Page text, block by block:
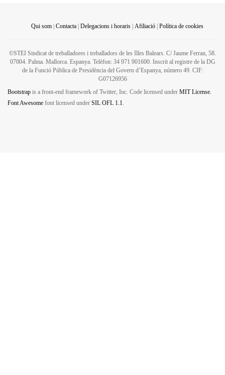
Qui som| Contacta| Delegacions i horaris| Afiliació| Política de cookies
©STEI Sindicat de treballadores i treballadors de les Illes Balears. C/ Jaume Ferran, 58.
07004. Palma. Mallorca. Espanya. Telèfon: 34 971 901600. Inscrit al registre de la DG
de la Funció Pública de Presidència del Govern d’Espanya, número 49. CIF:
G07126956
Bootstrap is a front-end framework of Twitter, Inc. Code licensed under MIT License.
Font Awesome font licensed under SIL OFL 1.1